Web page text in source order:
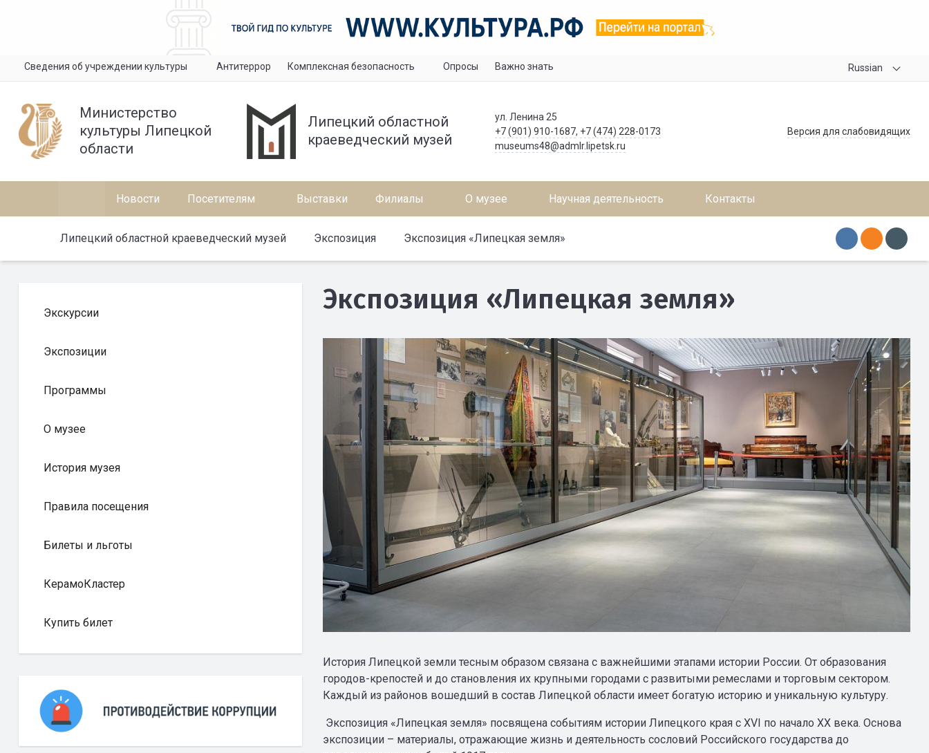
Сведения об учреждении культуры Антитеррор Комплексная безопасность Опросы Важно знать Russian
Министерство
культуры Липецкой
области
Липецкий областной
краеведческий музей
ул. Ленина 25
+7 (901) 910-1687, +7 (474) 228-0173
museums48@admlr.lipetsk.ru
Версия для слабовидящих
Новости Посетителям Выставки Филиалы О музее Научная деятельность Контакты
Липецкий областной краеведческий музей Экспозиция Экспозиция «Липецкая земля»
Экскурсии
Экспозиции
Программы
О музее
История музея
Правила посещения
Билеты и льготы
КерамоКластер
Купить билет
Экспозиция «Липецкая земля»
История Липецкой земли тесным образом связана с важнейшими этапами истории России. От образования
городов-крепостей и до становления их крупными городами с развитыми ремеслами и торговым сектором.
Каждый из районов вошедший в состав Липецкой области имеет богатую историю и уникальную культуру.
Экспозиция «Липецкая земля» посвящена событиям истории Липецкого края с XVI по начало XX века. Основа
экспозиции – материалы, отражающие жизнь и деятельность сословий Российского государства до